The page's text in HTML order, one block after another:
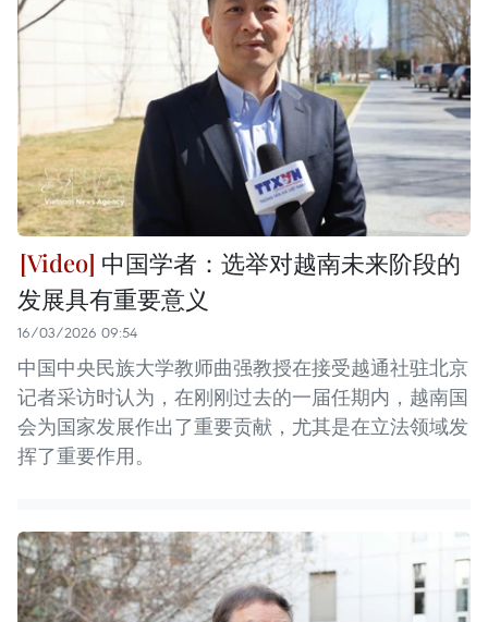
中国学者：选举对越南未来阶段的
发展具有重要意义
16/03/2026 09:54
中国中央民族大学教师曲强教授在接受越通社驻北京
记者采访时认为，在刚刚过去的一届任期内，越南国
会为国家发展作出了重要贡献，尤其是在立法领域发
挥了重要作用。